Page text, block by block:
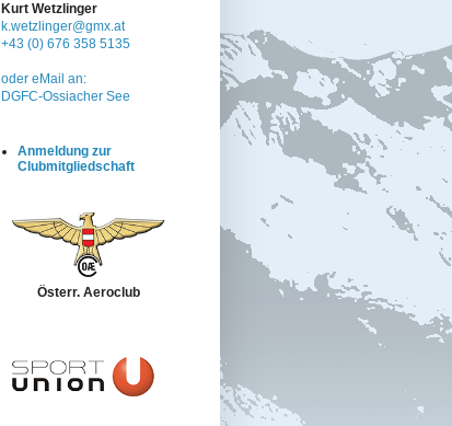
Kurt Wetzlinger
k.wetzlinger@gmx.at
+43 (0) 676 358 5135
oder eMail an:
DGFC-Ossiacher See
Anmeldung zur
Clubmitgliedschaft
Österr. Aeroclub